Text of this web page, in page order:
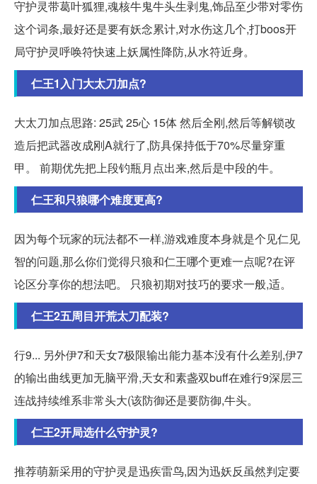
守护灵带葛叶狐狸,魂核牛鬼牛头生剥鬼,饰品至少带对零伤
这个词条,最好还是要有妖念累计,对水伤这几个,打boos开
局守护灵呼唤符快速上妖属性降防,从水符近身。
仁王1入门大太刀加点?
大太刀加点思路: 25武 25心 15体 然后全刚,然后等解锁改
造后把武器改成刚A就行了,防具保持低于70%尽量穿重
甲。 前期优先把上段钓瓶月点出来,然后是中段的牛。
仁王和只狼哪个难度更高?
因为每个玩家的玩法都不一样,游戏难度本身就是个见仁见
智的问题,那么你们觉得只狼和仁王哪个更难一点呢?在评
论区分享你的想法吧。 只狼初期对技巧的要求一般,适。
仁王2五周目开荒太刀配装?
行9... 另外伊7和天女7极限输出能力基本没有什么差别,伊7
的输出曲线更加无脑平滑,天女和素盏双buff在难行9深层三
连战持续维系非常头大(该防御还是要防御,牛头。
仁王2开局选什么守护灵?
推荐萌新采用的守护灵是迅疾雷鸟,因为迅妖反虽然判定要